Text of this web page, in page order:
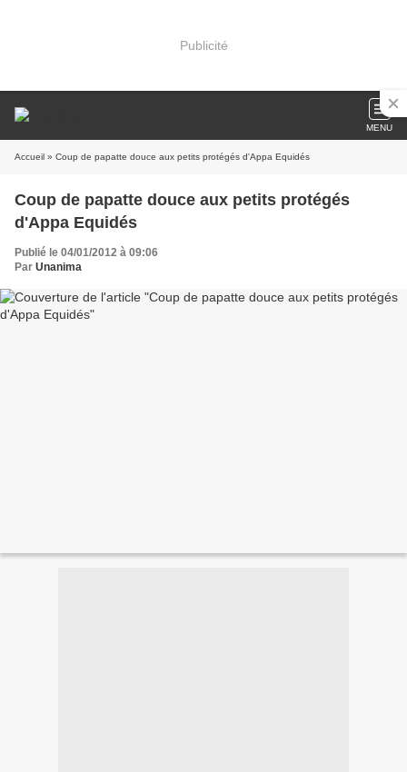
Publicité
MENU
Accueil » Coup de papatte douce aux petits protégés d'Appa Equidés
Coup de papatte douce aux petits protégés
d'Appa Equidés
Publié le 04/01/2012 à 09:06
Par Unanima